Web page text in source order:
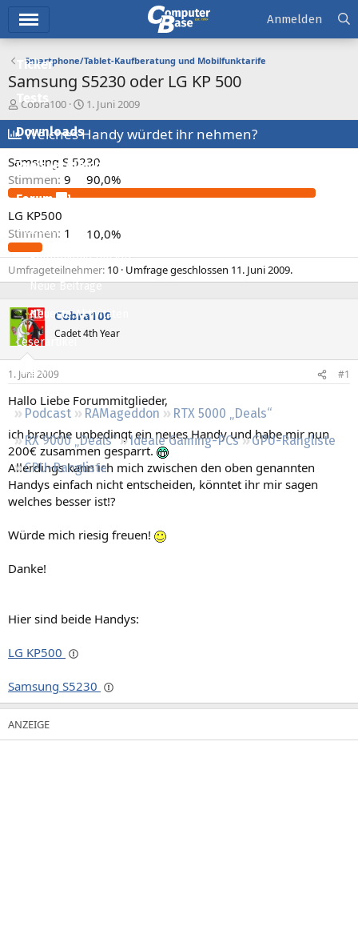
Ticker
Tests
Downloads
Preisvergleich
Forum
Aktuelles
Empfohlene Inhalte
Neue Beiträge
Neueste Aktivitäten
Leserartikel
Regeln
Podcast RAMageddon
RTX 5000 „Deals“
RX 9000 „Deals“
Ideale Gaming-PCs
GPU-Rangliste
CPU-Rangliste
Anmelden
Smartphone/Tablet-Kaufberatung und Mobilfunktarife
Samsung S5230 oder LG KP 500
E
r
s
t
e
l
l
r
Cobra100
E
r
s
t
e
l
l
m
1. Juni 2009
Welches Handy würdet ihr nehmen?
Samsung S 5230
Stimmen: 9 90,0%
LG KP500
Stimmen: 1 10,0%
Umfrageteilnehmer 10 Umfrage geschlossen 11. Juni 2009.
Cobra100
Cadet 4th Year
1. Juni 2009 #1
Hallo Liebe Forummitglieder,
ich brauche unbedingt ein neues Handy und habe mir nun
200€ zusammen gesparrt.
Allerdings kann ich mich zwischen den oben genannten
Handys einfach nicht entscheiden, könntet ihr mir sagen
welches besser ist!?
Würde mich riesig freuen!
Danke!
Hier sind beide Handys:
LG KP500
Samsung S5230